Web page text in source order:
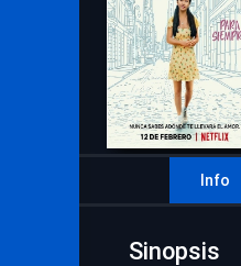
Info
Sinopsis